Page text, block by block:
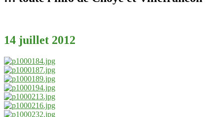
14 juillet 2012